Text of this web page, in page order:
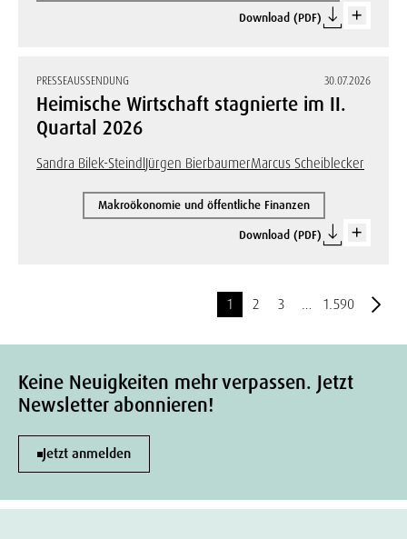
Download (PDF)
PRESSEAUSSENDUNG 30.07.2026
Heimische Wirtschaft stagnierte im II.
Quartal 2026
Sandra Bilek-SteindlJürgen BierbaumerMarcus Scheiblecker
Makroökonomie und öffentliche Finanzen
Download (PDF)
1 2 3 … 1.590
Keine Neuigkeiten mehr verpassen. Jetzt
Newsletter abonnieren!
Jetzt anmelden